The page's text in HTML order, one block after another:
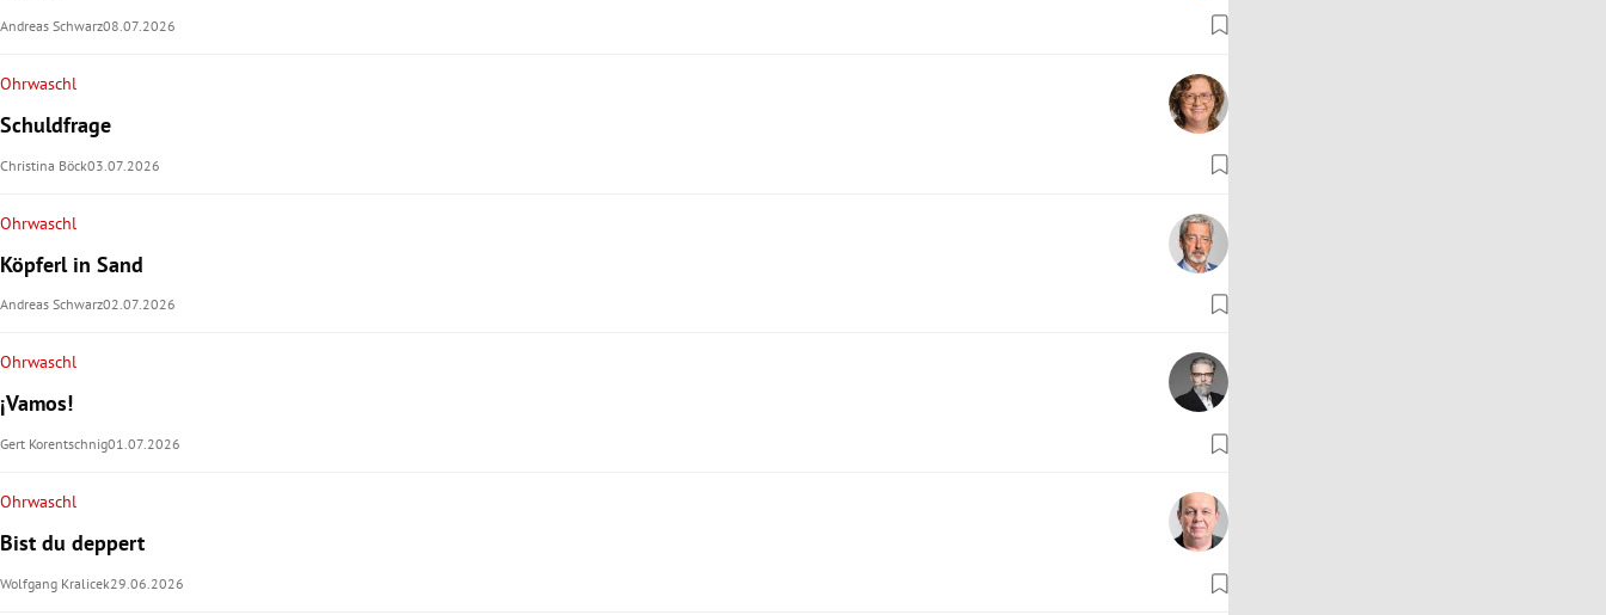
Andreas Schwarz08.07.2026
Ohrwaschl
Schuldfrage
Christina Böck03.07.2026
Ohrwaschl
Köpferl in Sand
Andreas Schwarz02.07.2026
Ohrwaschl
¡Vamos!
Gert Korentschnig01.07.2026
Ohrwaschl
Bist du deppert
Wolfgang Kralicek29.06.2026